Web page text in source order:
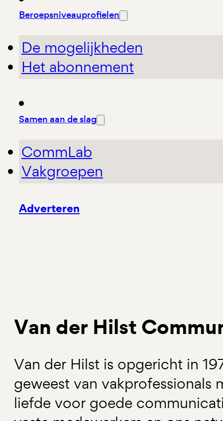
Beroepsniveauprofielen
De mogelijkheden
Het abonnement
Samen aan de slag
CommLab
Vakgroepen
Adverteren
Van der Hilst
Van der Hilst is opgericht in
geweest van vakprofessionals
liefde voor goede